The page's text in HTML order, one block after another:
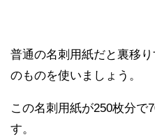
普通の名刺用紙だと裏移
のものを使いましょう。
この名刺用紙が250枚分で
す。